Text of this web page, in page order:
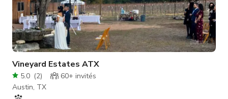
Vineyard Estates ATX
5.0 (2) 60+ invités
Austin, TX